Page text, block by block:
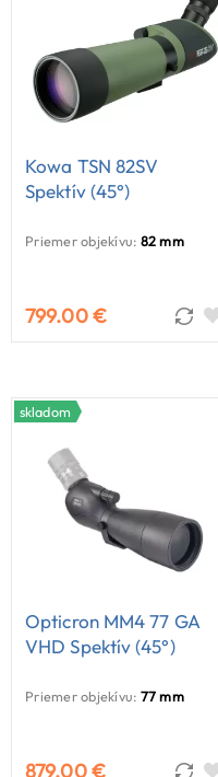
Kowa TSN 82SV
Spektív (45°)
Priemer objekívu: 82 mm
799.00 €
skladom
Opticron MM4 77 GA
VHD Spektív (45°)
Priemer objekívu: 77 mm
879.00 €